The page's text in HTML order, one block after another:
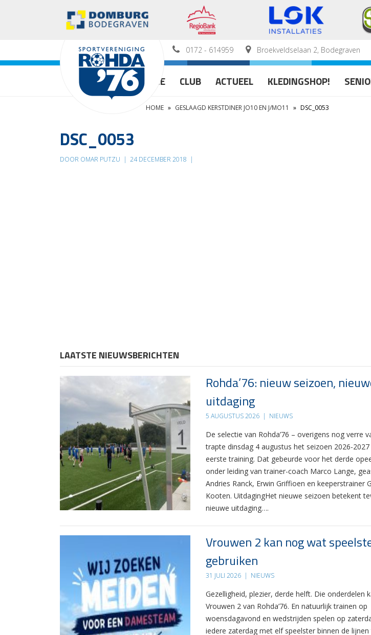
0172 - 614959 Broekveldselaan 2, Bodegraven
HOME CLUB ACTUEEL KLEDINGSHOP!
HOME » GESLAAGD KERSTDINER JO10 EN J/MO11 » DSC_0053
DSC_0053
DOOR OMAR PUTZU | 24 DECEMBER 2018 |
LAATSTE NIEUWSBERICHTEN
Rohda’76: nieuw seizoen,
uitdaging
5 AUGUSTUS 2026 | NIEUWS
De selectie van Rohda’76 – overigens nog verre
trapte dinsdag 4 augustus het seizoen 2026-
eerste training. Dat gebeurde voor het derde
onder leiding van trainer-coach Marco Lange,
Andries Ranck, Erwin Griffioen en keeperstrainer
Kooten. UitdagingHet nieuwe seizoen betekent
nieuwe uitdaging….
Vrouwen 2 kan nog wat
gebruiken
31 JULI 2026 | NIEUWS
Gezelligheid, plezier, derde helft. Die onderdelen
Vrouwen 2 van Rohda’76. En natuurlijk trainen op
woensdagavond en wedstrijden spelen op
iedere zaterdag met elf speelster binnen de